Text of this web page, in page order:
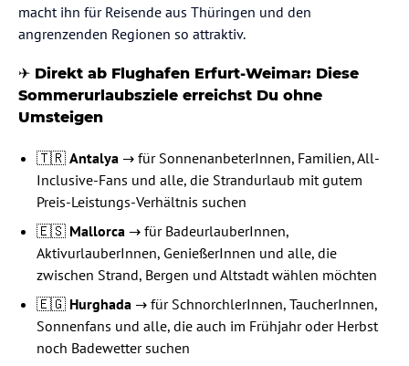
macht ihn für Reisende aus Thüringen und den
angrenzenden Regionen so attraktiv.
✈️ Direkt ab Flughafen Erfurt-Weimar: Diese
Sommerurlaubsziele erreichst Du ohne
Umsteigen
🇹🇷 Antalya → für SonnenanbeterInnen, Familien, All-
Inclusive-Fans und alle, die Strandurlaub mit gutem
Preis-Leistungs-Verhältnis suchen
🇪🇸 Mallorca → für BadeurlauberInnen,
AktivurlauberInnen, GenießerInnen und alle, die
zwischen Strand, Bergen und Altstadt wählen möchten
🇪🇬 Hurghada → für SchnorchlerInnen, TaucherInnen,
Sonnenfans und alle, die auch im Frühjahr oder Herbst
noch Badewetter suchen